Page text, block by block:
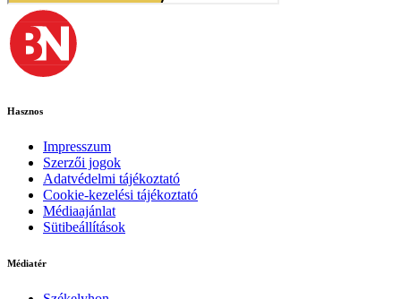
Hasznos
Impresszum
Szerzői jogok
Adatvédelmi tájékoztató
Cookie-kezelési tájékoztató
Médiaajánlat
Sütibeállítások
Médiatér